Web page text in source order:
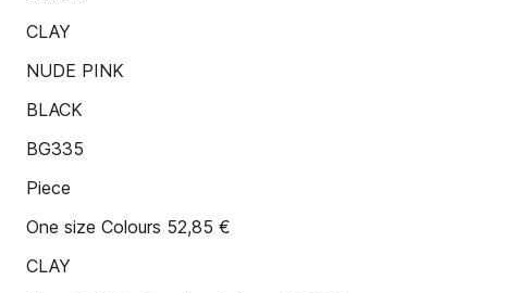
CLAY
NUDE PINK
BLACK
BG335
Piece
One size Colours 52,85 €
CLAY